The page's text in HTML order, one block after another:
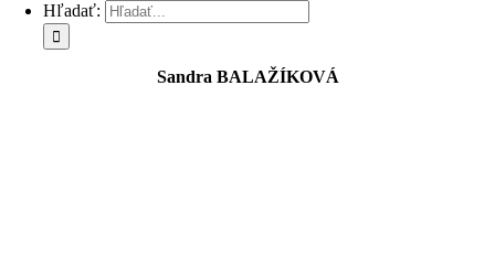
Hľadať:
Sandra BALAŽÍKOVÁ